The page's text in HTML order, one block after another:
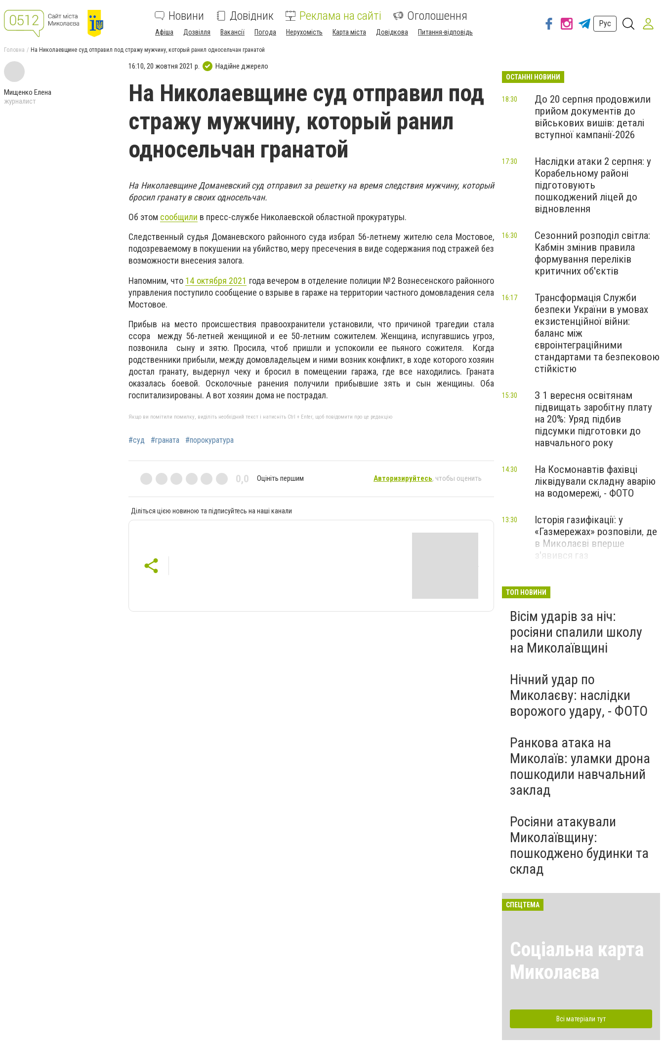
Новини Довідник Реклама на сайті Оголошення
Афіша Дозвілля Вакансії Погода Нерухомість Карта міста Довідкова Питання-відповідь
Рус
Головна На Николаевщине суд отправил под стражу мужчину, который ранил односельчан гранатой
Мищенко Елена
журналист
16:10, 20 жовтня 2021 р. Надійне джерело
На Николаевщине суд отправил под
стражу мужчину, который ранил
односельчан гранатой
На Николаевщине Доманевский суд отправил за решетку на время следствия мужчину, который
бросил гранату в своих односельчан.
Об этом сообщили в пресс-службе Николаевской областной прокуратуры.
Следственный судья Доманевского районного суда избрал 56-летнему жителю села Мостовое,
подозреваемому в покушении на убийство, меру пресечения в виде содержания под стражей без
возможности внесения залога.
Напомним, что 14 октября 2021 года вечером в отделение полиции №2 Вознесенского районного
управления поступило сообщение о взрыве в гараже на территории частного домовладения села
Мостовое.
Прибыв на место происшествия правоохранители установили, что причиной трагедии стала
ссора между 56-летней женщиной и ее 50-летним сожителем. Женщина, испугавшись угроз,
позвонила сыну и зятю. Просила, чтоб пришли и успокоили ее пьяного сожителя. Когда
родственники прибыли, между домовладельцем и ними возник конфликт, в ходе которого хозяин
достал гранату, выдернул чеку и бросил в помещении гаража, где все находились. Граната
оказалась боевой. Осколочные ранения получили прибывшие зять и сын женщины. Оба
госпитализированы. А вот хозяин дома не пострадал.
Якщо ви помітили помилку, виділіть необхідний текст і натисніть Ctrl + Enter, щоб повідомити про це редакцію
#суд #граната #порокуратура
0,0 Оцініть першим Авторизируйтесь, чтобы оценить
Діліться цією новиною та підписуйтесь на наші канали
ОСТАННІ НОВИНИ
До 20 серпня продовжили
прийом документів до
військових вишів: деталі
вступної кампанії-2026
18:30
Наслідки атаки 2 серпня: у
Корабельному районі
підготовують
пошкоджений ліцей до
відновлення
17:30
Сезонний розподіл світла:
Кабмін змінив правила
формування переліків
критичних об'єктів
16:30
Трансформація Служби
безпеки України в умовах
екзистенційної війни:
баланс між
євроінтеграційними
стандартами та безпековою
стійкістю
16:17
З 1 вересня освітянам
підвищать заробітну плату
на 20%: Уряд підбив
підсумки підготовки до
навчального року
15:30
На Космонавтів фахівці
ліквідували складну аварію
на водомережі, - ФОТО
14:30
Історія газифікації: у
«Газмережах» розповіли, де
в Миколаєві вперше
з'явився газ
13:30
Миколаєві 2026: шукаємо
перезавантаження
ПАРТНЕРСЬКИЙ СПЕЦПРОЄКТ
ТОП НОВИНИ
Вісім ударів за ніч:
росіяни спалили школу
на Миколаївщині
Нічний удар по
Миколаєву: наслідки
ворожого удару, - ФОТО
Ранкова атака на
Миколаїв: уламки дрона
пошкодили навчальний
заклад
Росіяни атакували
Миколаївщину:
пошкоджено будинки та
склад
СПЕЦТЕМА
Соціальна карта
Миколаєва
Всі матеріали тут